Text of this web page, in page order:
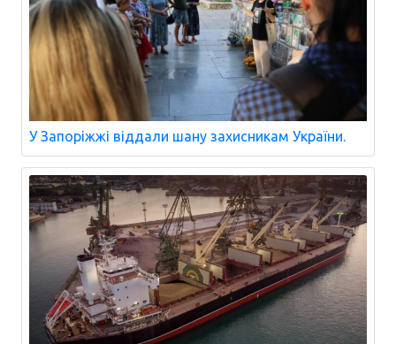
У Запоріжжі віддали шану захисникам України.